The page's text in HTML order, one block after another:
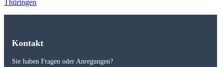
Thüringen
Kontakt
Sie haben Fragen oder Anregungen?